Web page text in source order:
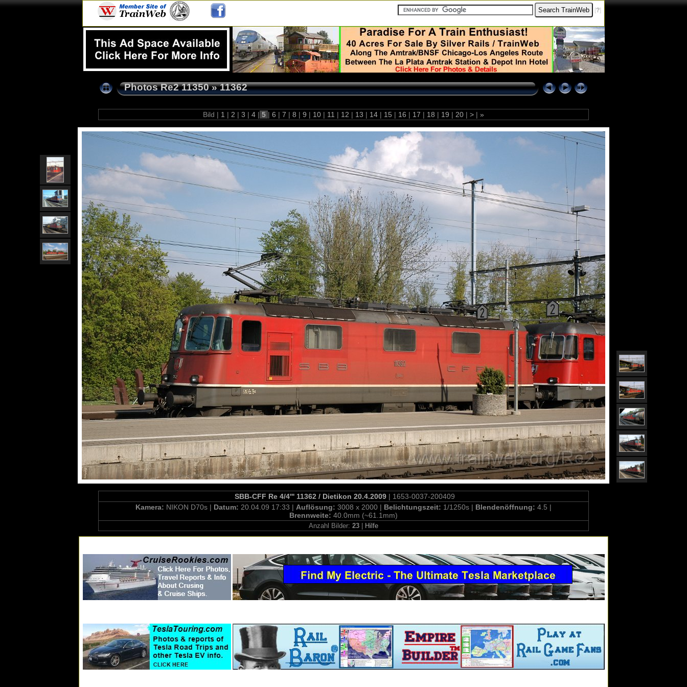
[?]
Photos Re2 11350»11362
Bild | 1 | 2 | 3 | 4 | 5 | 6 | 7 | 8 | 9 | 10 | 11 | 12 | 13 | 14 | 15 | 16 | 17 | 18 | 19 | 20 | > | »
SBB-CFF Re 4/4''' 11362 / Dietikon 20.4.2009| 1653-0037-200409
Kamera: NIKON D70s | Datum: 20.04.09 17:33 | Auflösung: 3008 x 2000 | Belichtungszeit: 1/1250s | Blendenöffnung: 4.5 |
Brennweite: 40.0mm (~61.1mm)
Anzahl Bilder: 23 Hilfe